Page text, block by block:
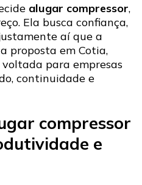
alugar compressor,
Ela busca confiança,
aí que a
proposta em Cotia,
para empresas
continuidade e
compressor
e